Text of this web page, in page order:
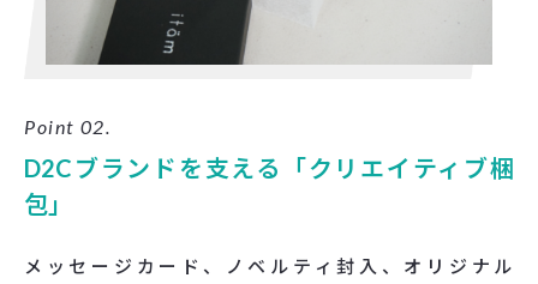
Point 02.
D2Cブランドを支える「クリエイティブ梱
包」
メッセージカード、ノベルティ封入、オリジナル